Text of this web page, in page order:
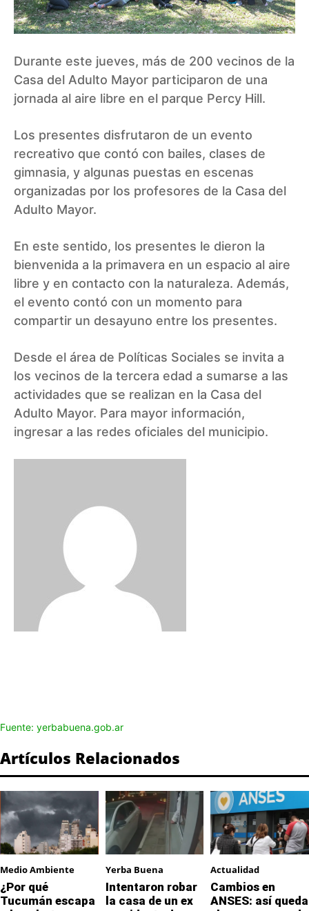
Durante este jueves, más de 200 vecinos de la
Casa del Adulto Mayor participaron de una
jornada al aire libre en el parque Percy Hill.
Los presentes disfrutaron de un evento
recreativo que contó con bailes, clases de
gimnasia, y algunas puestas en escenas
organizadas por los profesores de la Casa del
Adulto Mayor.
En este sentido, los presentes le dieron la
bienvenida a la primavera en un espacio al aire
libre y en contacto con la naturaleza. Además,
el evento contó con un momento para
compartir un desayuno entre los presentes.
Desde el área de Políticas Sociales se invita a
los vecinos de la tercera edad a sumarse a las
actividades que se realizan en la Casa del
Adulto Mayor. Para mayor información,
ingresar a las redes oficiales del municipio.
Fuente: yerbabuena.gob.ar
Artículos Relacionados
Medio Ambiente
¿Por qué
Tucumán escapa
Yerba Buena
Intentaron robar
la casa de un ex
Actualidad
Cambios en
ANSES: así queda